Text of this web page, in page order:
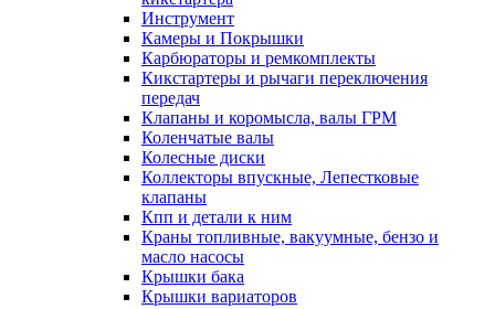
Инструмент
Камеры и Покрышки
Карбюраторы и ремкомплекты
Кикстартеры и рычаги переключения
передач
Клапаны и коромысла, валы ГРМ
Коленчатые валы
Колесные диски
Коллекторы впускные, Лепестковые
клапаны
Кпп и детали к ним
Краны топливные, вакуумные, бензо и
масло насосы
Крышки бака
Крышки вариаторов